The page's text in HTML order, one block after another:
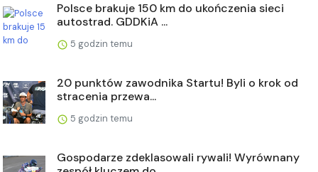
Polsce brakuje 150 km do ukończenia sieci
autostrad. GDDKiA ...
5 godzin temu
20 punktów zawodnika Startu! Byli o krok od
stracenia przewa...
5 godzin temu
Gospodarze zdeklasowali rywali! Wyrównany